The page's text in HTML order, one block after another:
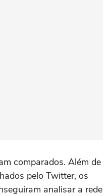
comparados. Além de
pelo Twitter, os
analisar a rede